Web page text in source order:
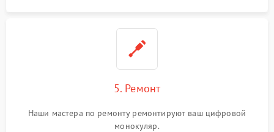
5. Ремонт
Наши мастера по ремонту ремонтируют ваш цифровой
монокуляр.